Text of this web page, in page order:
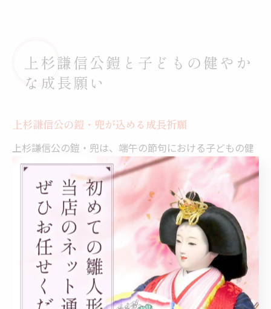
上杉謙信公鎧と子どもの健やか
な成長願い
上杉謙信公の鎧・兜が込める成長祈願
上杉謙信公の鎧・兜は、端午の節句における子どもの健
やかな成長と無事を願う強い祈りが込められています。
謙信公は「義」を重んじた武将として知られ、その精神
性は現代の家庭でも子どもに受け継いでほしい価値観の
一つです。
5号サイズの鎧・兜は、全身の鎧を精巧に再現しつつ、マ
ンションや限られた住空間にもぴったりなコンパクトさ
を持ちます。さらに六角ガラスケース入りのデザイン
は、どの角度から見ても美しく、家族みんなで成長を見